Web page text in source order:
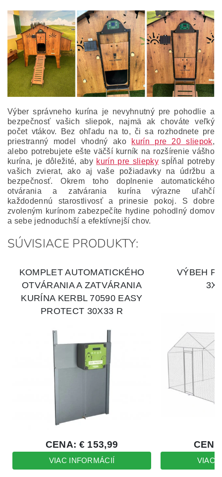
Výber správneho kurína je nevyhnutný pre pohodlie a
bezpečnosť vašich sliepok, najmä ak chováte veľký
počet vtákov. Bez ohľadu na to, či sa rozhodnete pre
priestranný model vhodný ako
kurín pre 20 sliepok,
alebo potrebujete ešte väčší kurník na rozšírenie vášho
kurína, je dôležité, aby kurín pre sliepky spĺňal potreby
vašich zvierat, ako aj vaše požiadavky na údržbu a
bezpečnosť. Okrem toho doplnenie automatického
otvárania a zatvárania kurína výrazne uľahčí
každodennú starostlivosť a prinesie pokoj. S dobre
zvoleným kurínom zabezpečíte hydine pohodlný domov
a sebe jednoduchší a efektívnejší chov.
SÚVISIACE PRODUKTY: